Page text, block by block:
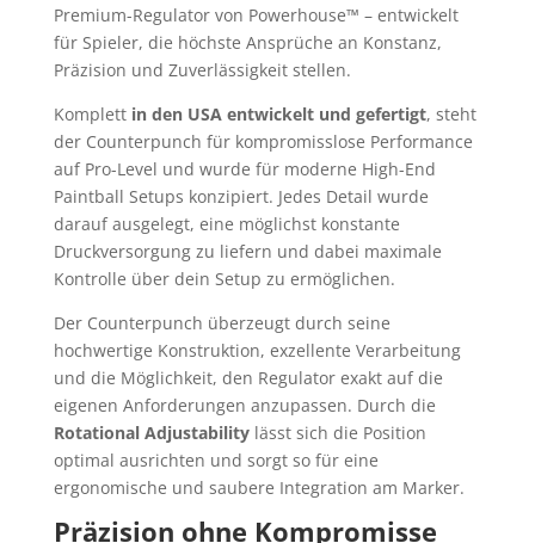
Premium-Regulator von Powerhouse™ – entwickelt
für Spieler, die höchste Ansprüche an Konstanz,
Präzision und Zuverlässigkeit stellen.
Komplett in den USA entwickelt und gefertigt, steht
der Counterpunch für kompromisslose Performance
auf Pro-Level und wurde für moderne High-End
Paintball Setups konzipiert. Jedes Detail wurde
darauf ausgelegt, eine möglichst konstante
Druckversorgung zu liefern und dabei maximale
Kontrolle über dein Setup zu ermöglichen.
Der Counterpunch überzeugt durch seine
hochwertige Konstruktion, exzellente Verarbeitung
und die Möglichkeit, den Regulator exakt auf die
eigenen Anforderungen anzupassen. Durch die
Rotational Adjustabilitylässt sich die Position
optimal ausrichten und sorgt so für eine
ergonomische und saubere Integration am Marker.
Präzision ohne Kompromisse